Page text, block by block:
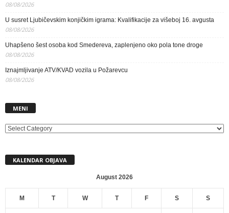
08/08/2026
U susret Ljubičevskim konjičkim igrama: Kvalifikacije za višeboj 16. avgusta
08/08/2026
Uhapšeno šest osoba kod Smedereva, zaplenjeno oko pola tone droge
08/08/2026
Iznajmljivanje ATV/KVAD vozila u Požarevcu
08/08/2026
MENI
MENI
KALENDAR OBJAVA
August 2026
M T W T F S S